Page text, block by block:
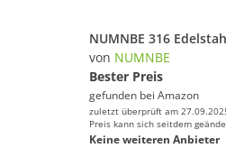
von NUMNBE
Bester Preis
gefunden bei Amazon
zuletzt überprüft am
Preis kann sich seitdem
Keine weiteren Anbieter